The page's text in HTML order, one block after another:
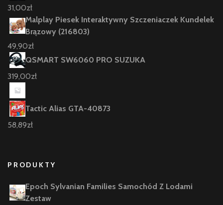
31,00zł
Malplay Piesek Interaktywny Szczeniaczek Kundelek
Brązowy (216803)
49,90zł
QSMART SW6060 PRO SUZUKA
319,00zł
Tactic Alias GTA-40873
58,89zł
PRODUKTY
Epoch Sylvanian Families Samochód Z Lodami
Zestaw